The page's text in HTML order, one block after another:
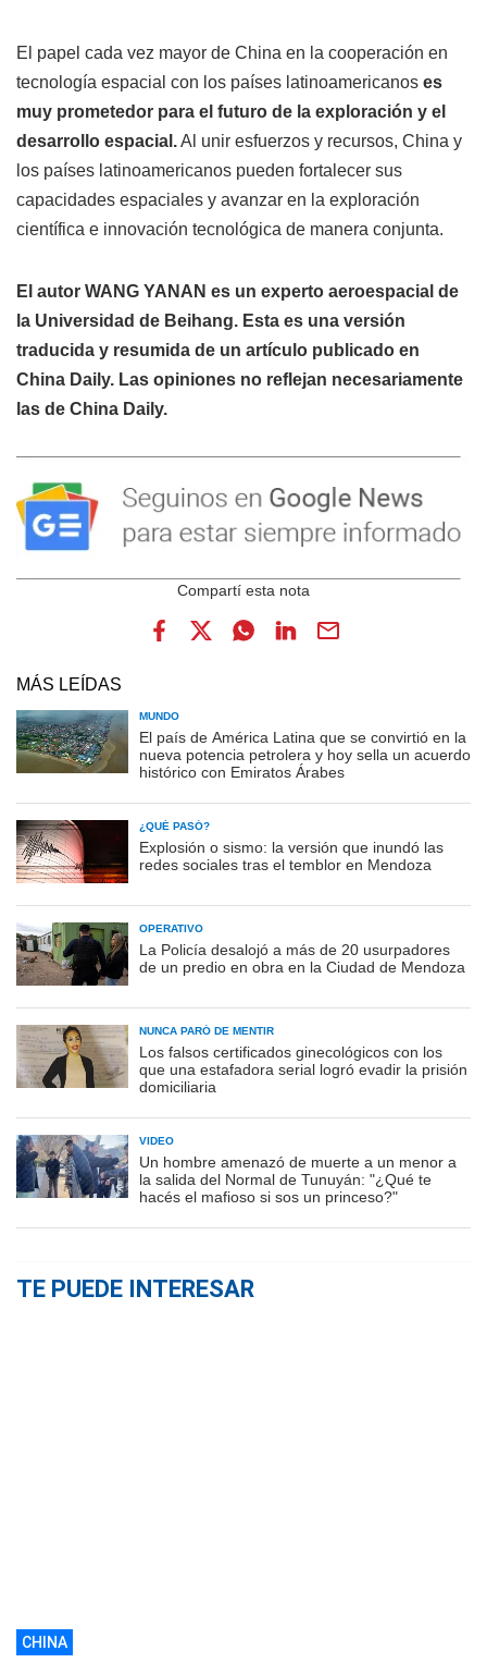
El papel cada vez mayor de China en la cooperación en
tecnología espacial con los países latinoamericanos es
muy prometedor para el futuro de la exploración y el
desarrollo espacial.Al unir esfuerzos y recursos, China y
los países latinoamericanos pueden fortalecer sus
capacidades espaciales y avanzar en la exploración
científica e innovación tecnológica de manera conjunta.
El autor WANG YANAN es un experto aeroespacial de
la Universidad de Beihang. Esta es una versión
traducida y resumida de un artículo publicado en
China Daily. Las opiniones no reflejan necesariamente
las de China Daily.
MÁS LEÍDAS
MUNDO
El país de América Latina que se convirtió en la
nueva potencia petrolera y hoy sella un acuerdo
histórico con Emiratos Árabes
¿QUÉ PASÓ?
Explosión o sismo: la versión que inundó las
redes sociales tras el temblor en Mendoza
OPERATIVO
La Policía desalojó a más de 20 usurpadores
de un predio en obra en la Ciudad de Mendoza
NUNCA PARÓ DE MENTIR
Los falsos certificados ginecológicos con los
que una estafadora serial logró evadir la prisión
domiciliaria
VIDEO
Un hombre amenazó de muerte a un menor a
la salida del Normal de Tunuyán: "¿Qué te
hacés el mafioso si sos un princeso?"
TE PUEDE INTERESAR
CHINA